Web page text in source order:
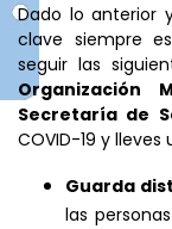
Dado lo anterior
clave siempre
seguir las
Organización
Secretaría de
COVID-19 y
Guarda
las